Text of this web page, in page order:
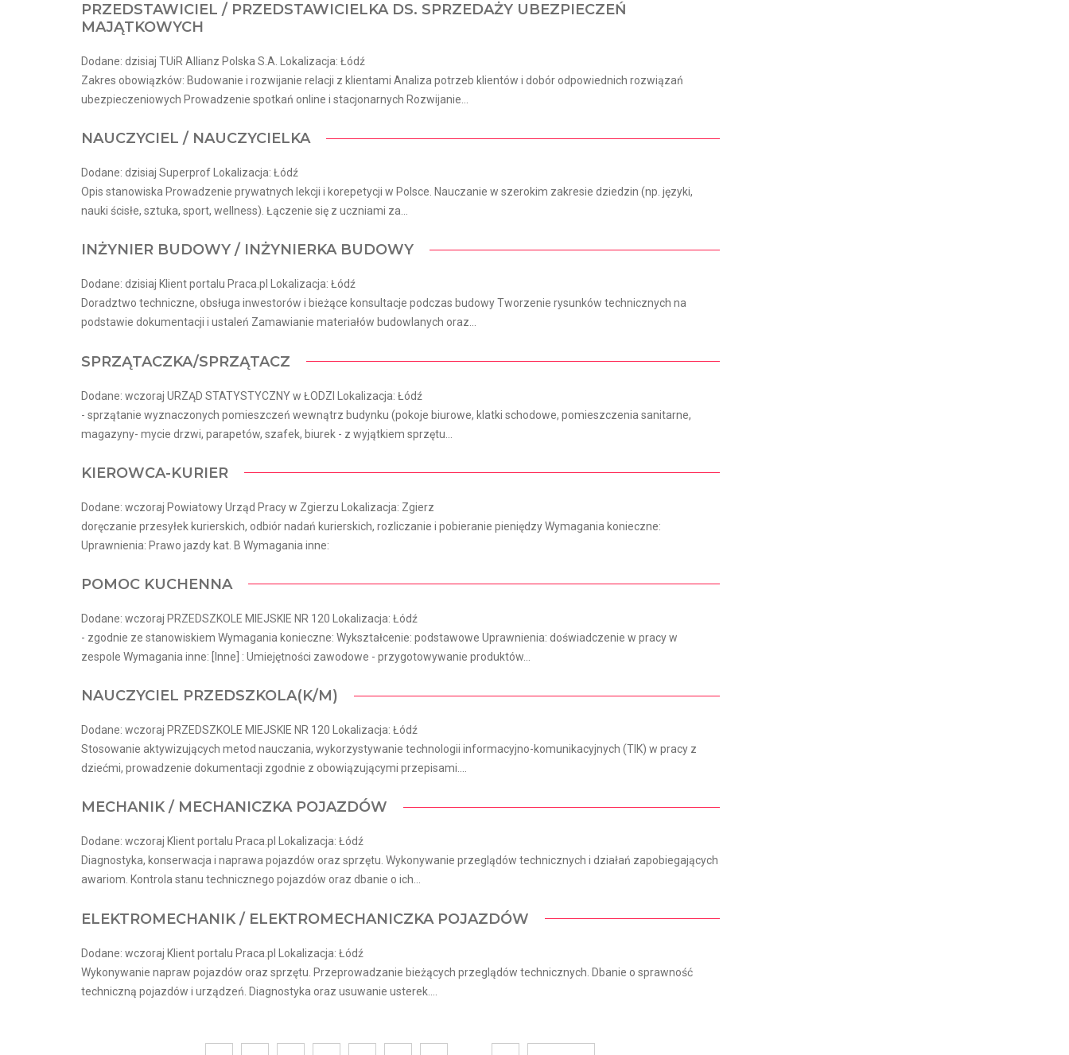
PRZEDSTAWICIEL / PRZEDSTAWICIELKA DS. SPRZEDAŻY UBEZPIECZEŃ
MAJĄTKOWYCH
Dodane: dzisiaj TUiR Allianz Polska S.A. Lokalizacja: Łódź
Zakres obowiązków: Budowanie i rozwijanie relacji z klientami Analiza potrzeb klientów i dobór odpowiednich rozwiązań
ubezpieczeniowych Prowadzenie spotkań online i stacjonarnych Rozwijanie...
NAUCZYCIEL / NAUCZYCIELKA
Dodane: dzisiaj Superprof Lokalizacja: Łódź
Opis stanowiska Prowadzenie prywatnych lekcji i korepetycji w Polsce. Nauczanie w szerokim zakresie dziedzin (np. języki,
nauki ścisłe, sztuka, sport, wellness). Łączenie się z uczniami za...
INŻYNIER BUDOWY / INŻYNIERKA BUDOWY
Dodane: dzisiaj Klient portalu Praca.pl Lokalizacja: Łódź
Doradztwo techniczne, obsługa inwestorów i bieżące konsultacje podczas budowy Tworzenie rysunków technicznych na
podstawie dokumentacji i ustaleń Zamawianie materiałów budowlanych oraz...
SPRZĄTACZKA/SPRZĄTACZ
Dodane: wczoraj URZĄD STATYSTYCZNY w ŁODZI Lokalizacja: Łódź
- sprzątanie wyznaczonych pomieszczeń wewnątrz budynku (pokoje biurowe, klatki schodowe, pomieszczenia sanitarne,
magazyny- mycie drzwi, parapetów, szafek, biurek - z wyjątkiem sprzętu...
KIEROWCA-KURIER
Dodane: wczoraj Powiatowy Urząd Pracy w Zgierzu Lokalizacja: Zgierz
doręczanie przesyłek kurierskich, odbiór nadań kurierskich, rozliczanie i pobieranie pieniędzy Wymagania konieczne:
Uprawnienia: Prawo jazdy kat. B Wymagania inne:
POMOC KUCHENNA
Dodane: wczoraj PRZEDSZKOLE MIEJSKIE NR 120 Lokalizacja: Łódź
- zgodnie ze stanowiskiem Wymagania konieczne: Wykształcenie: podstawowe Uprawnienia: doświadczenie w pracy w
zespole Wymagania inne: [Inne] : Umiejętności zawodowe - przygotowywanie produktów...
NAUCZYCIEL PRZEDSZKOLA(K/M)
Dodane: wczoraj PRZEDSZKOLE MIEJSKIE NR 120 Lokalizacja: Łódź
Stosowanie aktywizujących metod nauczania, wykorzystywanie technologii informacyjno-komunikacyjnych (TIK) w pracy z
dziećmi, prowadzenie dokumentacji zgodnie z obowiązującymi przepisami....
MECHANIK / MECHANICZKA POJAZDÓW
Dodane: wczoraj Klient portalu Praca.pl Lokalizacja: Łódź
Diagnostyka, konserwacja i naprawa pojazdów oraz sprzętu. Wykonywanie przeglądów technicznych i działań zapobiegających
awariom. Kontrola stanu technicznego pojazdów oraz dbanie o ich...
ELEKTROMECHANIK / ELEKTROMECHANICZKA POJAZDÓW
Dodane: wczoraj Klient portalu Praca.pl Lokalizacja: Łódź
Wykonywanie napraw pojazdów oraz sprzętu. Przeprowadzanie bieżących przeglądów technicznych. Dbanie o sprawność
techniczną pojazdów i urządzeń. Diagnostyka oraz usuwanie usterek....